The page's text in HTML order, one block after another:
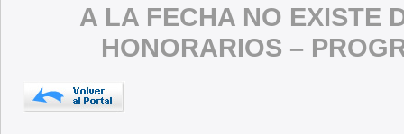
A LA FECHA NO EXISTE
HONORARIOS –